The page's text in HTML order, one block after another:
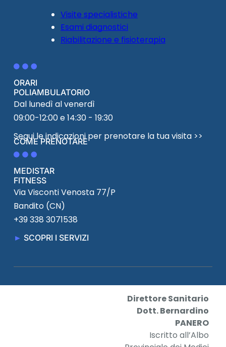
Visite specialistiche
Esami diagnostici
Riabilitazione e fisioterapia
ORARI
POLIAMBULATORIO
Dal lunedì al venerdì
09:00-12:00 e 14:30 - 19:30
COME PRENOTARE
Segui le indicazioni per prenotare la tua visita >>
MEDISTAR
FITNESS
Via Visconti Venosta 77/P
Bandito (CN)
+39 338 3071538
► SCOPRI I SERVIZI
Direttore Sanitario
Dott. Bernardino
PANERO
Iscritto all’Albo